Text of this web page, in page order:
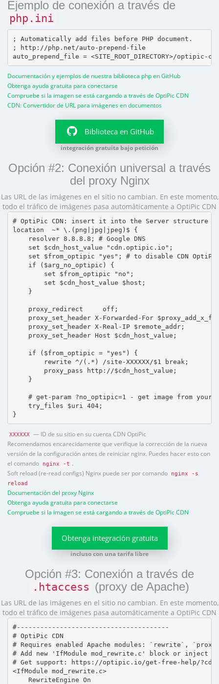
Ejemplo de conexión a través de
php.ini
; Automatically add files before PHP document.
; http://php.net/auto-prepend-file
Documentación y ejemplos de nuestra biblioteca php en GitHub
Obtenga ayuda gratuita para conectarse
Compruebe si la imagen se está cargando a través de OptiPic CDN
CDN: Convertidor de URL para imágenes en documentos
Biblioteca en GitHub
integración gratuita bajo petición
Opción #2: Conexión universal a través
del proxy Nginx
Las URL de las imágenes en el sitio no cambian. En este momento,
todo el tráfico de imágenes pasa automáticamente a OptiPic CDN
# OptiPic CDN: insert it into the Server structure
location  ~* \.(png|jpg|jpeg)$ {
    resolver 8.8.8.8; # Google DNS
    set $cdn_host_value "cdn.optipic.io";
set $from_optipic "yes"; # to disable CDN
    if ($arg_no_optipic) {
        set $from_optipic "no";
        set $cdn_host_value $host;
    }
    proxy_redirect     off;
proxy_set_header X-Forwarded-For
    proxy_set_header X-Real-IP $remote_addr;
    proxy_set_header Host $cdn_host_value;
    if ($from_optipic = "yes") {
        rewrite ^/(.*) /site-XXXXXX/$1 break;
        proxy_pass http://$cdn_host_value;
    }
# get-param ?no_optipic=1 - get image from your
    try_files $uri 404;
}
XXXXXX — ID de su sitio en su cuenta CDN OptiPic
Recomendamos encarecidamente que verifique la corrección de la nueva
versión de la configuración antes de reiniciar nginx. Puedes hacer esto con
el comando
nginx -t .
Soft reload (re-read configs) Nginx puede ser por comando
nginx -s
reload
Documentación del proxy Nginx
Obtenga ayuda gratuita para conectarse
Compruebe si la imagen se está cargando a través de OptiPic CDN
Obtenga integración gratuita
incluso con una tarifa libre
Opción #3: Conexión a través de
.htaccess (proxy de Apache)
Las URL de las imágenes en el sitio no cambian. En este momento,
todo el tráfico de imágenes pasa automáticamente a OptiPic CDN
#---------------------------------------
# OptiPic CDN
# Requires enabled Apache modules: `rewrite`,
# Add new 'IfModule mod_rewrite.c' block or inject
# Get support: https://optipic.io/get-free-help/
<IfModule mod_rewrite.c>
    RewriteEngine On